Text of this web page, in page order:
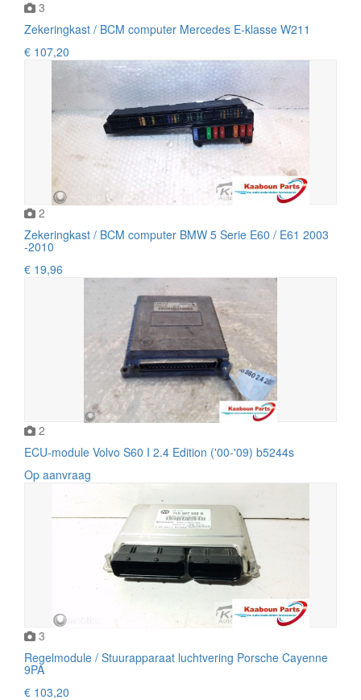
3
Zekeringkast / BCM computer Mercedes E-klasse W211
€ 107,20
2
Zekeringkast / BCM computer BMW 5 Serie E60 / E61 2003
-2010
€ 19,96
2
ECU-module Volvo S60 I 2.4 Edition ('00-'09) b5244s
Op aanvraag
3
Regelmodule / Stuurapparaat luchtvering Porsche Cayenne
9PA
€ 103,20